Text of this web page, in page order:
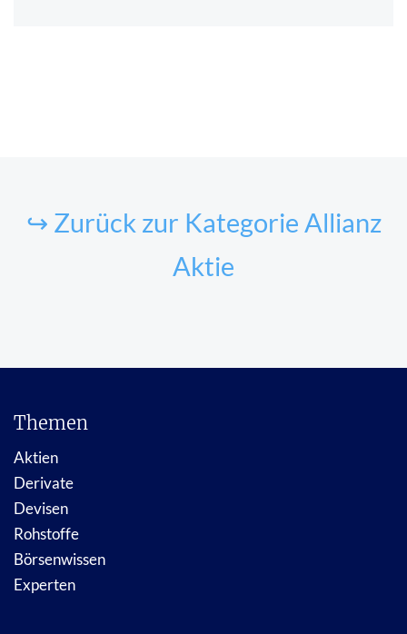
↪ Zurück zur Kategorie Allianz
Aktie
Themen
Aktien
Derivate
Devisen
Rohstoffe
Börsenwissen
Experten